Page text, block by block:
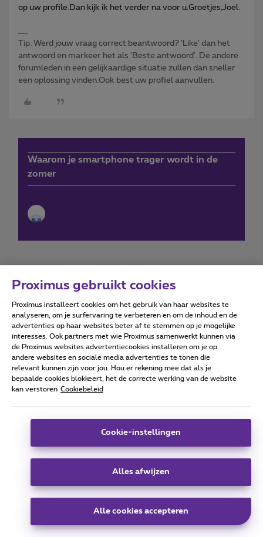
op uw profile.Dan kijk ik het verder na voor u.Groetjes,Joel.
Tip: Werd jouw vraag correct beantwoord? ‘Like’ dan het
antwoord en markeer het als 'Beste antwoord'. De andere
forumleden in een gelijkaardige situatie zullen dan sneller
een oplossing vinden.Ook best uw profiel aanvullen.
Waarom je smartphone trager wordt in de
zomer
Forumvoorwaarden Accessibility statement
Alle rechten voorbehouden. © Proximus
Algemene voorwaarden, consumenteninfo
Deze website is gecreëerd en wordt beheerd conform het
Koning Albert II-laan 27 - B-1030 Brussel.
Carrier & Wholesale Solutions
Telindus
|Sitemap
Proximus gebruikt cookies
Proximus installeert cookies om het gebruik van haar websites te
analyseren, om je surfervaring te verbeteren en om de inhoud en de
advertenties op haar websites beter af te stemmen op je mogelijke
interesses. Ook partners met wie Proximus samenwerkt kunnen via
de Proximus websites advertentiecookies installeren om je op
andere websites en sociale media advertenties te tonen die
relevant kunnen zijn voor jou. Hou er rekening mee dat als je
bepaalde cookies blokkeert, het de correcte werking van de website
kan verstoren Cookiebeleid
Cookie-instellingen
Alles afwijzen
Alle cookies accepteren